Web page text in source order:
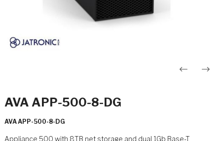
AVA APP-500-8-DG
AVA APP-500-8-DG
Appliance 500 with 8TB net storage and dual 1Gb Base-T